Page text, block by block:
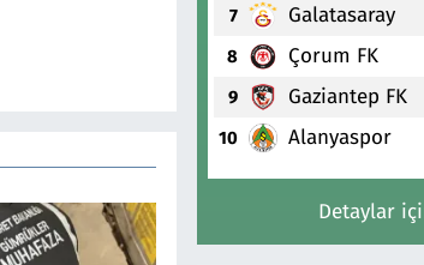
7 Galatasaray
8 Çorum FK
9 Gaziantep FK
10 Alanyaspor
Detaylar